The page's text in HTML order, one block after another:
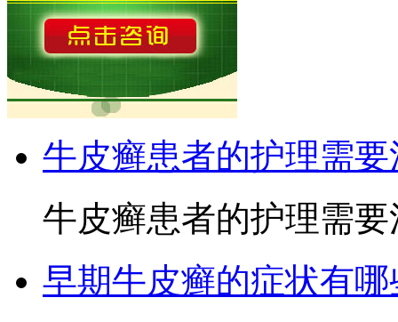
牛皮癣患者的护理需要
牛皮癣患者的护理需
早期牛皮癣的症状有哪